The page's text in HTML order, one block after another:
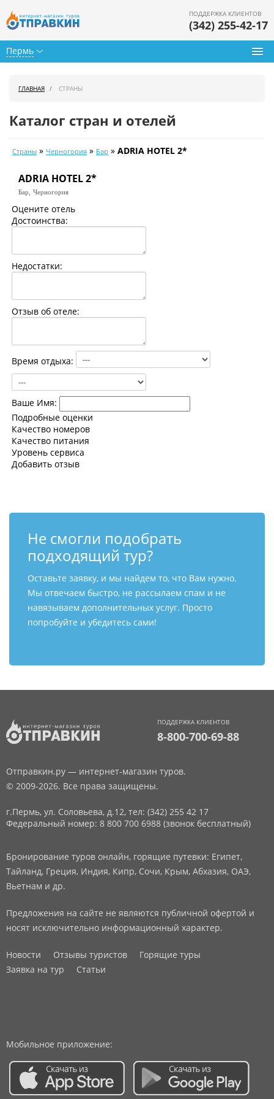
Пермь
ПОДДЕРЖКА КЛИЕНТОВ
(342) 255-42-17
Календарь туров
Цены дня
Страны
ГЛАВНАЯ СТРАНЫ
Каталог стран и отелей
Страны » Черногория » Бар » ADRIA HOTEL 2*
ADRIA HOTEL 2*
Бар, Черногория
Оцените отель
Достоинства:
Недостатки:
Отзыв об отеле:
Время отдыха:
Ваше Имя:
Подробные оценки
Качество номеров
Качество питания
Уровень сервиса
Добавить отзыв
Не смогли подобрать
подходящий тур?
Оставьте заявку, и мы найдем то, что Вам нужно.
Мы отвечаем быстро, не рассылаем спам и не
навязываем дополнительных услуг. Просто
попробуйте и убедитесь сами!
ПОДДЕРЖКА КЛИЕНТОВ
8-800-700-69-88
Отправкин.ру — интернет-магазин туров.
© 2009-2026. Все права защищены.
г.Пермь, ул. Соловьева, д.12, тел: (342) 255 42 17
Федеральный номер: 8 800 700 6988 (звонок бесплатный)
Бронирование туров онлайн, горящие путевки: Египет,
Тайланд, Греция, Индия, Кипр, Сочи, Крым, Абхазия, ОАЭ,
Вьетнам и др.
Предложения на сайте не являются публичной офертой и
носят исключительно информационный характер.
Новости Отзывы туристов
Горящие туры
Заявка на тур
Статьи
Мобильное приложение: